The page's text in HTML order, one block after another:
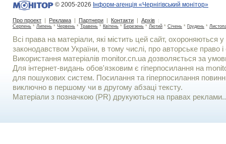
© 2005-2026 Інформ-агенція «Чернігівський монітор»
Про проект | Реклама | Партнери | Контакти | Архів :
Серпень * Липень * Червень * Травень * Квітень * Березень * Лютий * Січень * Грудень *
Всі права на матеріали, які містить цей сайт, охороняються у
законодавством України, в тому числі, про авторське право і
Використання матерiалiв monitor.cn.ua дозволяється за
Для iнтернет-видань обов'язковим є гiперпосилання на
для пошукових систем. Посилання та гіперпосилання
виключно в першому чи в другому абзаці тексту.
Матеріали з позначкою (PR) друкуються на правах реклами..